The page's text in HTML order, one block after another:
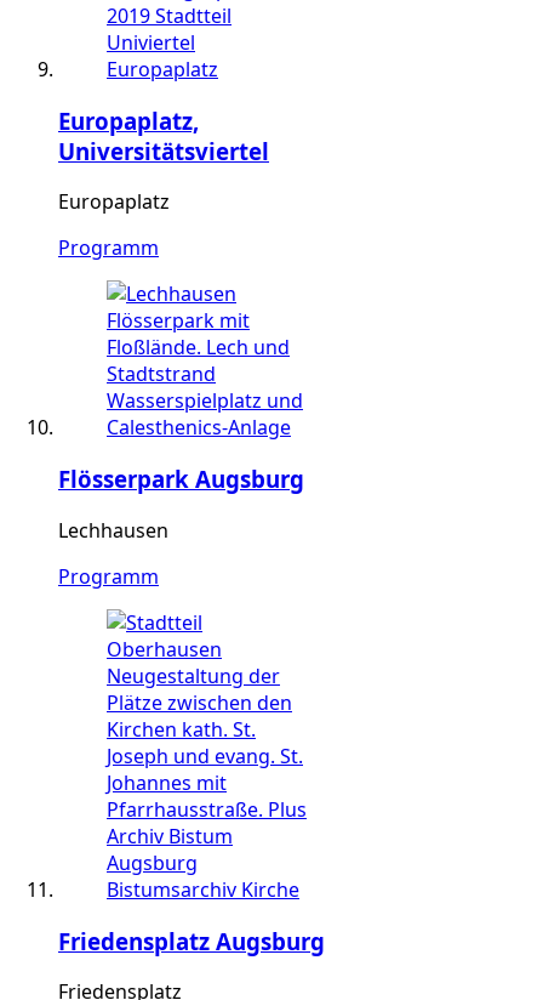
Europaplatz,
Universitätsviertel
Europaplatz
Programm
Flösserpark Augsburg
Lechhausen
Programm
Friedensplatz Augsburg
Friedensplatz